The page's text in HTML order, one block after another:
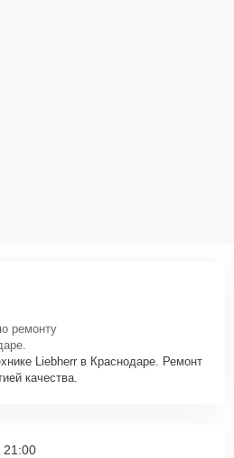
ремонту
Liebherr в Краснодаре. Ремонт
качества.
21:00